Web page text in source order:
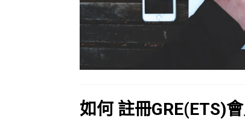
如何 註冊GRE(ETS)